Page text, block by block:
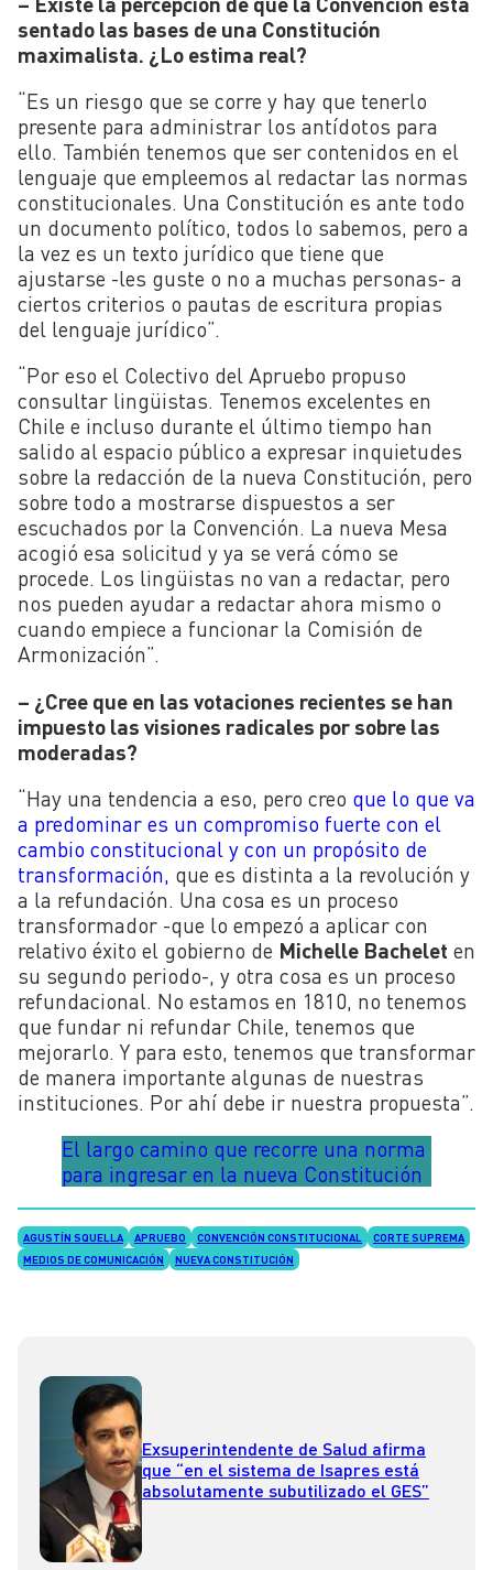
sentado las bases de una Constitución
maximalista. ¿Lo estima real?
“Es un riesgo que se corre y hay que tenerlo
presente para administrar los antídotos para
ello. También tenemos que ser contenidos en el
lenguaje que empleemos al redactar las normas
constitucionales. Una Constitución es ante todo
un documento político, todos lo sabemos, pero a
la vez es un texto jurídico que tiene que
ajustarse -les guste o no a muchas personas- a
ciertos criterios o pautas de escritura propias
del lenguaje jurídico”.
“Por eso el Colectivo del Apruebo propuso
consultar lingüistas. Tenemos excelentes en
Chile e incluso durante el último tiempo han
salido al espacio público a expresar inquietudes
sobre la redacción de la nueva Constitución, pero
sobre todo a mostrarse dispuestos a ser
escuchados por la Convención. La nueva Mesa
acogió esa solicitud y ya se verá cómo se
procede. Los lingüistas no van a redactar, pero
nos pueden ayudar a redactar ahora mismo o
cuando empiece a funcionar la Comisión de
Armonización”.
– ¿Cree que en las votaciones recientes se han
impuesto las visiones radicales por sobre las
moderadas?
“Hay una tendencia a eso, pero creo que lo que va
a predominar es un compromiso fuerte con el
cambio constitucional y con un propósito de
transformación, que es distinta a la revolución y
a la refundación. Una cosa es un proceso
transformador -que lo empezó a aplicar con
relativo éxito el gobierno de Michelle Bachelet en
su segundo periodo-, y otra cosa es un proceso
refundacional. No estamos en 1810, no tenemos
que fundar ni refundar Chile, tenemos que
mejorarlo. Y para esto, tenemos que transformar
de manera importante algunas de nuestras
instituciones. Por ahí debe ir nuestra propuesta”.
El largo camino que recorre una norma
para ingresar en la nueva Constitución
AGUSTÍN SQUELLA APRUEBO CONVENCIÓN CONSTITUCIONAL
CORTE SUPREMA
MEDIOS DE COMUNICACIÓN
NUEVA CONSTITUCIÓN
Exsuperintendente de Salud afirma
que “en el sistema de Isapres está
absolutamente subutilizado el GES”